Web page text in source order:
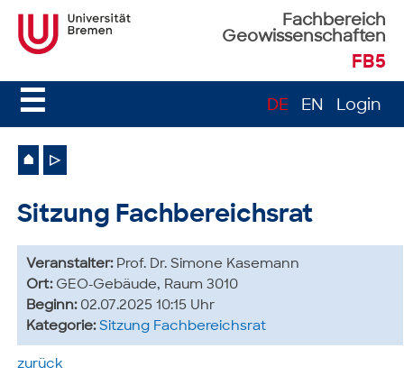
Fachbereich
Geowissenschaften
FB5
☰ DE EN Login
⌂ ▷
Sitzung Fachbereichsrat
Veranstalter: Prof. Dr. Simone Kasemann
Ort: GEO-Gebäude, Raum 3010
Beginn: 02.07.2025 10:15 Uhr
Kategorie: Sitzung Fachbereichsrat
zurück